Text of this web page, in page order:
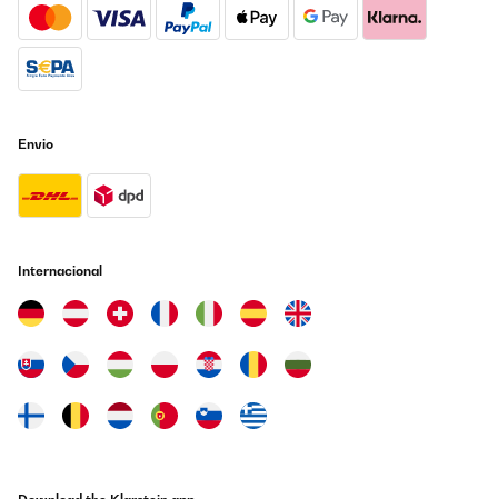
Envio
Internacional